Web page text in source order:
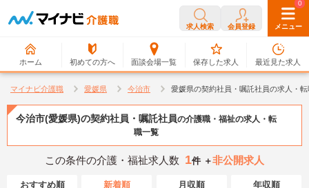
求人検索 会員登録 メニュー
ホーム 初めての方へ 面談会場一覧
0
保存した求人
0
最近見た求人
マイナビ介護職 愛媛県 今治市 愛媛県の契約社員・嘱託社員の求人・
今治市(愛媛県)の契約社員・嘱託社員の介護職・福祉の求人・転
職一覧
この条件の介護・福祉求人数 1件 ＋非公開求人
おすすめ順 新着順 月収順 年収順